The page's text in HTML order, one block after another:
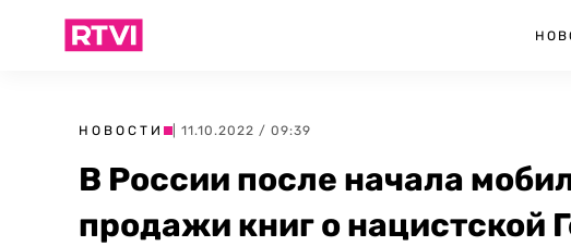
НОВОСТИ | 11.10.2022 / 09:39
В России после начала
продажи книг о нацистской